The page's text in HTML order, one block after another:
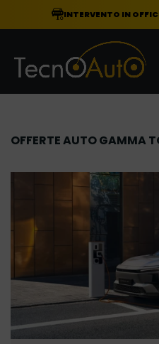
INTERVENTO IN
OFFERTE AUTO GAMMA